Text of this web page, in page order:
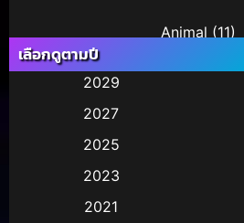
Animal (11)
Animation การ์ตูน
เลือกดูตามปี
2029
2027
2025
2023
2021